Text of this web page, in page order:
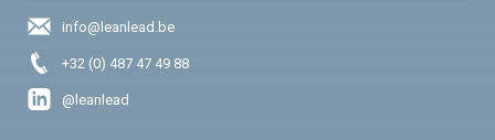
info@leanlead.be
+32 (0) 487 47 49 88
@leanlead